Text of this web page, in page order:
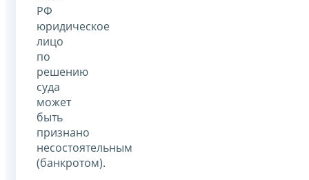
РФ
юридическое
лицо
по
решению
суда
может
быть
признано
несостоятельным
(банкротом).